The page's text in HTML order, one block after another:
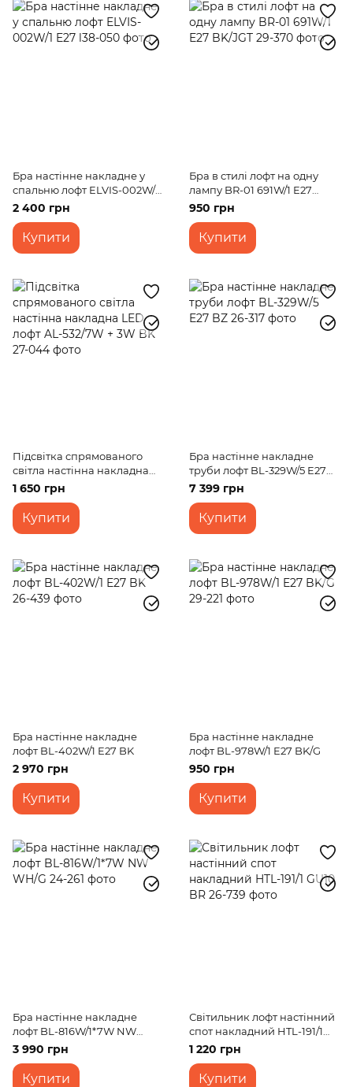
Бра настінне накладне у
спальню лофт ELVIS-002W/1
E27
2 400 грн
Купити
Бра в стилі лофт на одну
лампу BR-01 691W/1 E27
BK/JGT
950 грн
Купити
Підсвітка спрямованого
світла настінна накладна
LED лофт AL-532/7W + 3W BK
1 650 грн
Купити
Бра настінне накладне
труби лофт BL-329W/5 E27
BZ
7 399 грн
Купити
Бра настінне накладне
лофт BL-402W/1 E27 BK
2 970 грн
Купити
Бра настінне накладне
лофт BL-978W/1 E27 BK/G
950 грн
Купити
Бра настінне накладне
лофт BL-816W/1*7W NW
WH/G
3 990 грн
Купити
Світильник лофт настінний
спот накладний HTL-191/1
GU10 BR
1 220 грн
Купити